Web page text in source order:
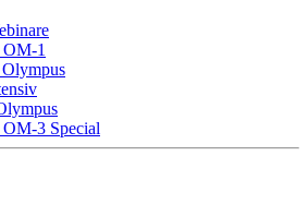
OM-1
3 Special